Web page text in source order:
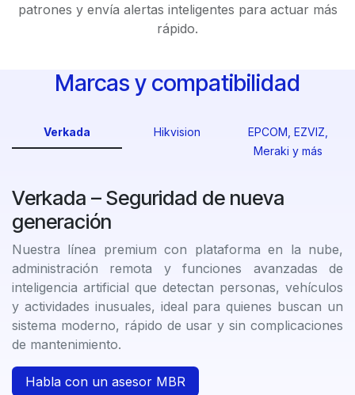
patrones y envía alertas inteligentes para actuar más
rápido.
Marcas y compatibilidad
Verkada Hikvision
EPCOM, EZVIZ,
Meraki y más
Verkada – Seguridad de nueva
generación
Nuestra línea premium con plataforma en la nube,
administración remota y funciones avanzadas de
inteligencia artificial que detectan personas, vehículos
y actividades inusuales, ideal para quienes buscan un
sistema moderno, rápido de usar y sin complicaciones
de mantenimiento.
Habla con un asesor MBR